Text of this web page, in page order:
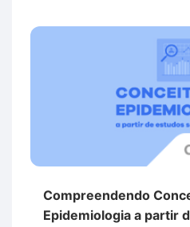
Compreendendo
Epidemiologia a partir